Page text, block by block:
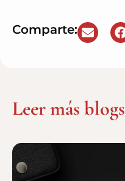
Comparte:
Leer más blogs